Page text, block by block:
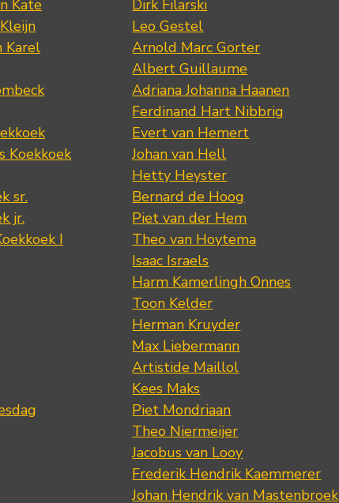
Kate
Karel
Koekkoek
sr.
jr.
I
Dirk Filarski
Leo Gestel
Arnold Marc Gorter
Albert Guillaume
Adriana Johanna Haanen
Ferdinand Hart Nibbrig
Evert van Hemert
Johan van Hell
Hetty Heyster
Bernard de Hoog
Piet van der Hem
Theo van Hoytema
Isaac Israels
Harm Kamerlingh Onnes
Toon Kelder
Herman Kruyder
Max Liebermann
Artistide Maillol
Kees Maks
Piet Mondriaan
Theo Niermeijer
Jacobus van Looy
Frederik Hendrik Kaemmerer
Johan Hendrik van Mastenbroek